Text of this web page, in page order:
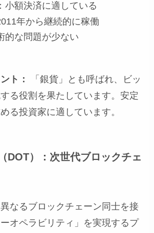
小額決済に適している
年から継続的に稼働
的な問題が少ない
ト：
「銀貨」とも呼ばれ、ビッ
る役割を果たしています。安定
る投資家に適しています。
DOT）：次世代ブロックチェ
なるブロックチェーン同士を接
オペラビリティ」を実現するプ